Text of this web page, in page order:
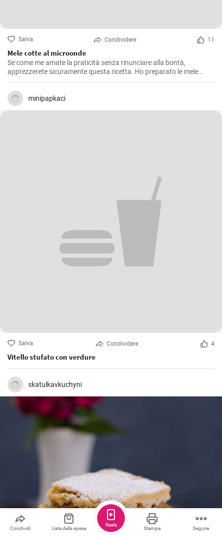
Salva Condividere 11
Mele cotte al microonde
Se come me amate la praticità senza rinunciare alla bontà,
apprezzerete sicuramente questa ricetta. Ho preparato le mele
cotte al microonde più volte, soprattutto nelle mattine d'inverno
quando il freddo si fa sentire e ho bisogno di una colazione calda e
nutriente. Questa ricetta risulta anche un'ottima soluzione per chi
vuole concedersi un dessert dolce ed equilibrato senza appesantirsi.
minipapkaci
Salva Condividere 4
Vitello stufato con verdure
skatulkavkuchyni
Condividi Lista della spesa Stampa Seguire
Reels